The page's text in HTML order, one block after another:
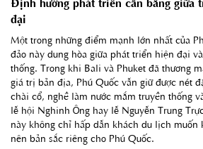
đại
Một trong những điểm mạnh lớn nhất của
đảo này dung hòa giữa phát triển hiện đại
thống. Trong khi Bali và Phuket đã thương
giá trị bản địa, Phú Quốc vẫn giữ được nét
chài cổ, nghề làm nước mắm truyền thống
lễ hội Nghinh Ông hay lễ Nguyễn Trung
này không chỉ hấp dẫn khách du lịch muốn
nên bản sắc riêng cho Phú Quốc.